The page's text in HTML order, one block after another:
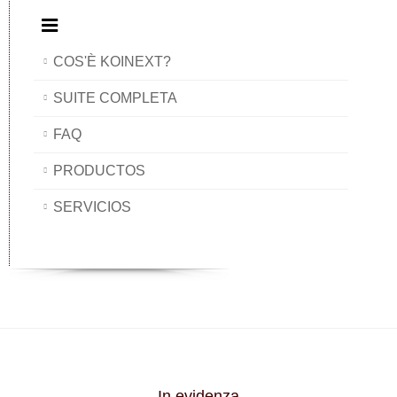
COS'È KOINEXT?
SUITE COMPLETA
FAQ
PRODUCTOS
SERVICIOS